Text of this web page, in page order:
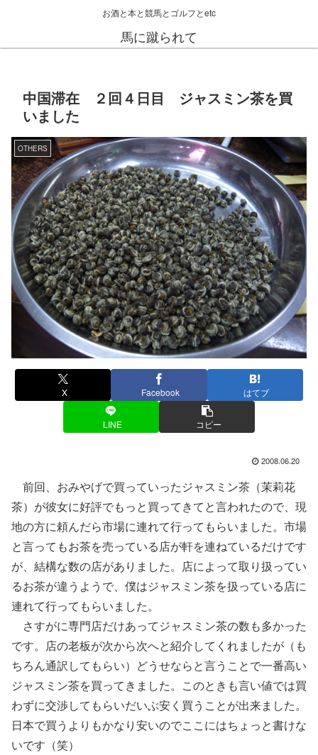
お酒と本と競馬とゴルフとetc
馬に蹴られて
中国滞在 ２回４日目 ジャスミン茶を買
いました
OTHERS
X Facebook はてブ
LINE コピー
2008.06.20
前回、おみやげで買っていったジャスミン茶（茉莉花
茶）が彼女に好評でもっと買ってきてと言われたので、現
地の方に頼んだら市場に連れて行ってもらいました。市場
と言ってもお茶を売っている店が軒を連ねているだけです
が、結構な数の店がありました。店によって取り扱ってい
るお茶が違うようで、僕はジャスミン茶を扱っている店に
連れて行ってもらいました。
さすがに専門店だけあってジャスミン茶の数も多かった
です。店の老板が次から次へと紹介してくれましたが（も
ちろん通訳してもらい）どうせならと言うことで一番高い
ジャスミン茶を買ってきました。このときも言い値では買
わずに交渉してもらいだいぶ安く買うことが出来ました。
日本で買うよりもかなり安いのでここにはちょっと書けな
いです（笑）